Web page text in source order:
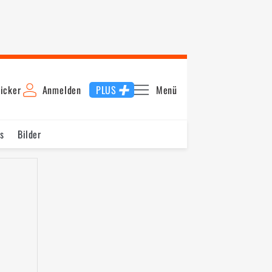
Anmelden PLUS Menü
Bilder